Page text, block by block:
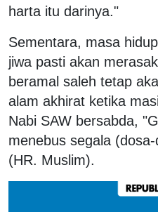
harta itu darinya."
Sementara, masa
jiwa pasti akan
beramal saleh tetap
alam akhirat ketika
Nabi SAW bersabda,
menebus segala
(HR. Muslim).